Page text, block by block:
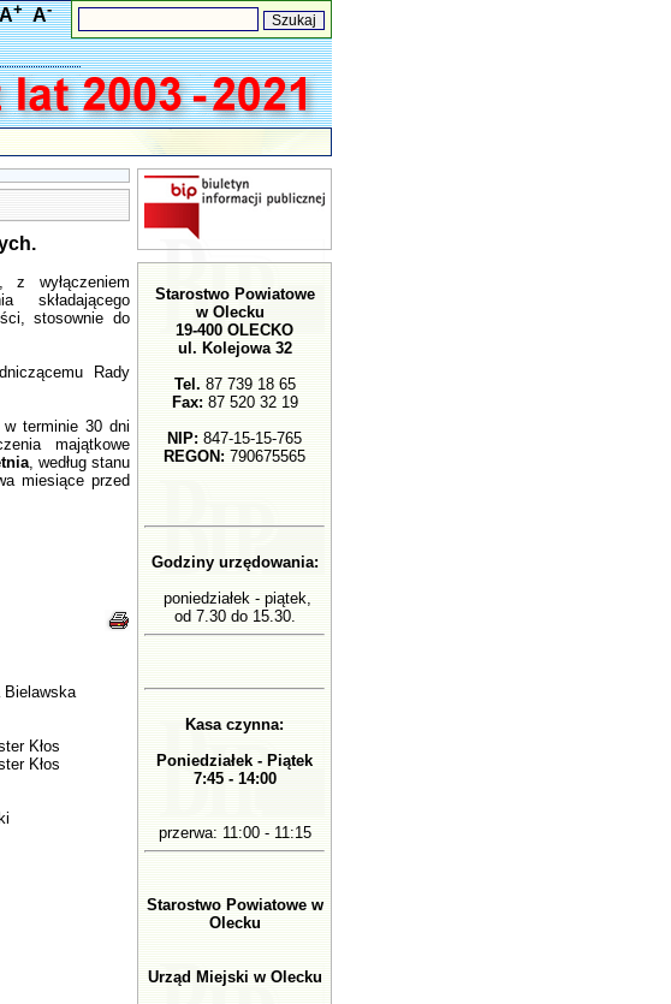
A+ A-
z wyłączeniem
składającego
stosownie do
Rady
w terminie 30 dni
majątkowe
, według stanu
miesiące przed
Bielawska
Kłos
Kłos
Starostwo Powiatowe
w Olecku
19-400 OLECKO
ul. Kolejowa 32
Tel. 87 739 18 65
Fax: 87 520 32 19
NIP: 847-15-15-765
REGON: 790675565
Godziny urzędowania:
poniedziałek - piątek,
od 7.30 do 15.30.
Kasa czynna:
Poniedziałek - Piątek
7:45 - 14:00
przerwa: 11:00 - 11:15
Starostwo Powiatowe w
Olecku
Urząd Miejski w Olecku